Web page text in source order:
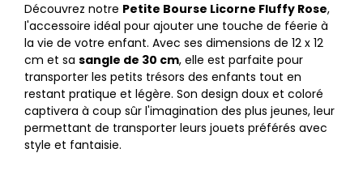
Découvrez notre Petite Bourse Licorne Fluffy Rose,
l'accessoire idéal pour ajouter une touche de féerie à
la vie de votre enfant. Avec ses dimensions de 12 x 12
cm et sa sangle de 30 cm, elle est parfaite pour
transporter les petits trésors des enfants tout en
restant pratique et légère. Son design doux et coloré
captivera à coup sûr l'imagination des plus jeunes, leur
permettant de transporter leurs jouets préférés avec
style et fantaisie.